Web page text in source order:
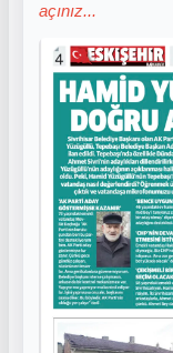
açınız...